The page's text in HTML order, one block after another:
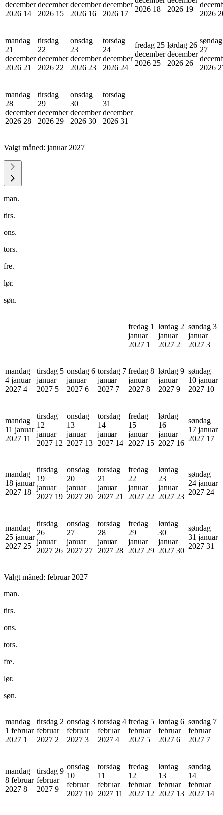
december
2026 14
december
2026 15
december
2026 16
december
2026 17
2026 18
2026 19
2026
mandag
21
december
2026 21
tirsdag
22
december
2026 22
onsdag
23
december
2026 23
torsdag
24
december
2026 24
fredag 25
december
2026 25
lørdag 26
december
2026 26
søndag
27
2026
mandag
28
december
2026 28
tirsdag
29
december
2026 29
onsdag
30
december
2026 30
torsdag
31
december
2026 31
Valgt måned: januar 2027
man.
tirs.
ons.
tors.
fre.
lør.
søn.
fredag 1
januar
2027 1
lørdag 2
januar
2027 2
søndag 3
januar
2027 3
mandag
4 januar
2027 4
tirsdag 5
januar
2027 5
onsdag 6
januar
2027 6
torsdag 7
januar
2027 7
fredag 8
januar
2027 8
lørdag 9
januar
2027 9
søndag
10 januar
2027 10
mandag
11 januar
2027 11
tirsdag
12
januar
2027 12
onsdag
13
januar
2027 13
torsdag
14
januar
2027 14
fredag
15
januar
2027 15
lørdag
16
januar
2027 16
søndag
17 januar
2027 17
mandag
18 januar
2027 18
tirsdag
19
januar
2027 19
onsdag
20
januar
2027 20
torsdag
21
januar
2027 21
fredag
22
januar
2027 22
lørdag
23
januar
2027 23
søndag
24 januar
2027 24
mandag
25 januar
2027 25
tirsdag
26
januar
2027 26
onsdag
27
januar
2027 27
torsdag
28
januar
2027 28
fredag
29
januar
2027 29
lørdag
30
januar
2027 30
søndag
31 januar
2027 31
Valgt måned: februar 2027
man.
tirs.
ons.
tors.
fre.
lør.
søn.
mandag
1 februar
2027 1
tirsdag 2
februar
2027 2
onsdag 3
februar
2027 3
torsdag 4
februar
2027 4
fredag 5
februar
2027 5
lørdag 6
februar
2027 6
søndag 7
februar
2027 7
mandag
8 februar
2027 8
tirsdag 9
februar
2027 9
onsdag
10
februar
2027 10
torsdag
11
februar
2027 11
fredag
12
februar
2027 12
lørdag
13
februar
2027 13
søndag
14
februar
2027 14